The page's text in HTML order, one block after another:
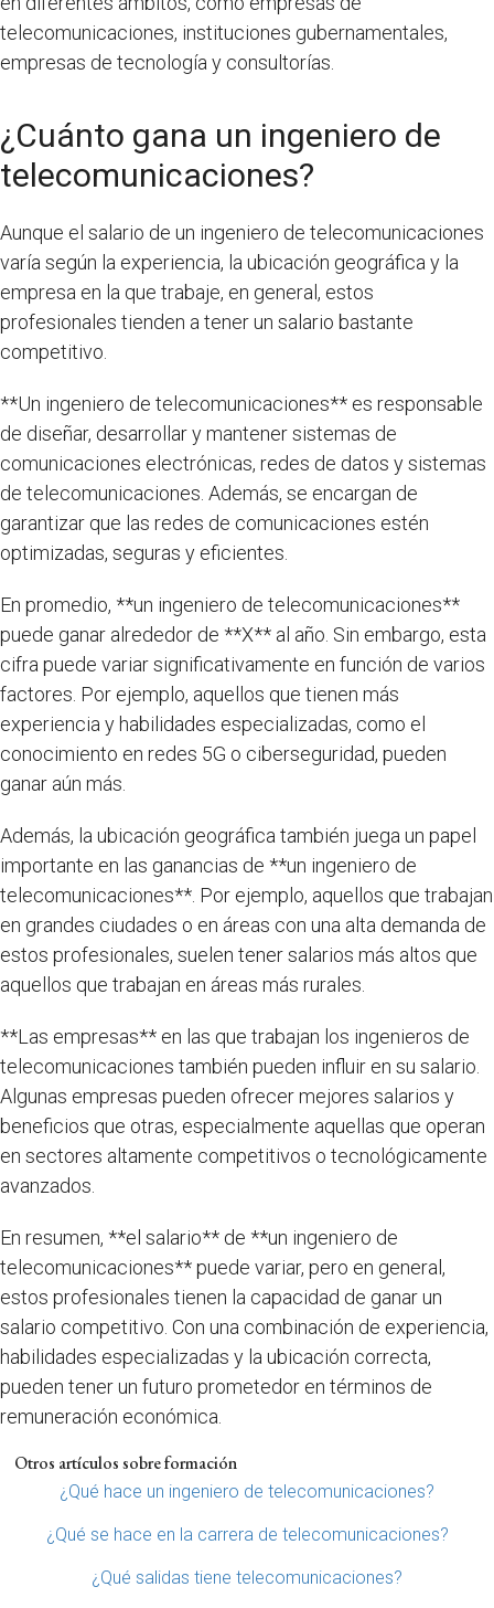
telecomunicaciones, instituciones gubernamentales,
empresas de tecnología y consultorías.
¿Cuánto gana un ingeniero de
telecomunicaciones?
Aunque el salario de un ingeniero de telecomunicaciones
varía según la experiencia, la ubicación geográfica y la
empresa en la que trabaje, en general, estos
profesionales tienden a tener un salario bastante
competitivo.
**Un ingeniero de telecomunicaciones** es responsable
de diseñar, desarrollar y mantener sistemas de
comunicaciones electrónicas, redes de datos y sistemas
de telecomunicaciones. Además, se encargan de
garantizar que las redes de comunicaciones estén
optimizadas, seguras y eficientes.
En promedio, **un ingeniero de telecomunicaciones**
puede ganar alrededor de **X** al año. Sin embargo, esta
cifra puede variar significativamente en función de varios
factores. Por ejemplo, aquellos que tienen más
experiencia y habilidades especializadas, como el
conocimiento en redes 5G o ciberseguridad, pueden
ganar aún más.
Además, la ubicación geográfica también juega un papel
importante en las ganancias de **un ingeniero de
telecomunicaciones**. Por ejemplo, aquellos que trabajan
en grandes ciudades o en áreas con una alta demanda de
estos profesionales, suelen tener salarios más altos que
aquellos que trabajan en áreas más rurales.
**Las empresas** en las que trabajan los ingenieros de
telecomunicaciones también pueden influir en su salario.
Algunas empresas pueden ofrecer mejores salarios y
beneficios que otras, especialmente aquellas que operan
en sectores altamente competitivos o tecnológicamente
avanzados.
En resumen, **el salario** de **un ingeniero de
telecomunicaciones** puede variar, pero en general,
estos profesionales tienen la capacidad de ganar un
salario competitivo. Con una combinación de experiencia,
habilidades especializadas y la ubicación correcta,
pueden tener un futuro prometedor en términos de
remuneración económica.
Otros artículos sobre formación
¿Qué hace un ingeniero de telecomunicaciones?
¿Qué se hace en la carrera de telecomunicaciones?
¿Qué salidas tiene telecomunicaciones?